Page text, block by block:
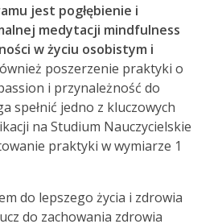
jest pogłębienie i
medytacji mindfulness
w życiu osobistym i
poszerzenie praktyki o
i przynależność do
spełnić jedno z kluczowych
na Studium Nauczycielskie
praktyki w wymiarze 1
do lepszego życia i zdrowia
do zachowania zdrowia